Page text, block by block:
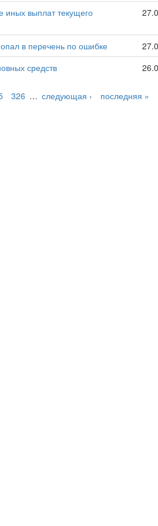
иных выплат текущего
в перечень по ошибке
средств
326 … следующая › последняя »